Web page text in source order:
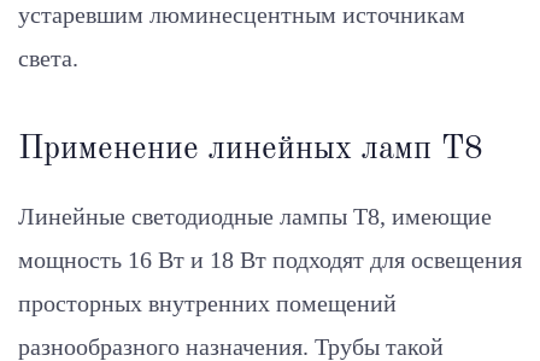
устаревшим люминесцентным источникам
света.
Применение линейных ламп Т8
Линейные светодиодные лампы Т8, имеющие
мощность 16 Вт и 18 Вт подходят для освещения
просторных внутренних помещений
разнообразного назначения. Трубы такой